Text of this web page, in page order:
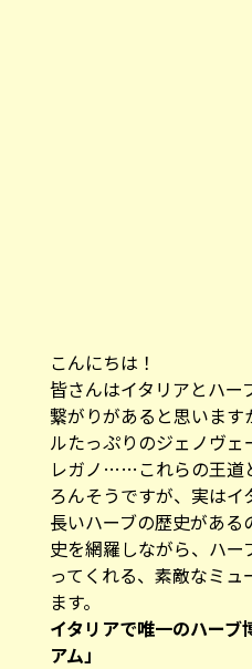
こんにちは！
皆さんはイタリアとハー
繋がりがあると思いま
ルたっぷりのジェノヴ
レガノ……これらの王道
ろんそうですが、実はイ
長いハーブの歴史がある
史を網羅しながら、ハ
ってくれる、素敵なミ
ます。
イタリアで唯一のハー
アム」